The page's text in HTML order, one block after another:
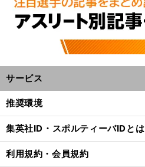
サービス
推奨環境
集英社ID・スポルティーバIDとは
利用規約・会員規約